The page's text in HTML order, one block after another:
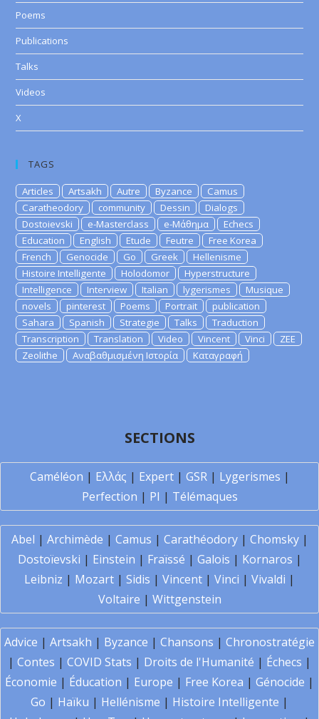
Poems
Publications
Talks
Videos
X
TAGS
Articles Artsakh Autre Byzance
Camus
Caratheodory
community Dessin
Dialogs
Dostoievski
e-Masterclass e-Μάθημα
Echecs
Education
English Etude Feutre
Free Korea
French
Genocide Go Greek
Hellenisme
Histoire Intelligente
Holodomor
Hyperstructure
Intelligence
Interview Italian lygerismes
Musique
novels
pinterest Poems Portrait
publication
Sahara
Spanish Strategie Talks
Traduction
Transcription
Translation Video Vincent Vinci
ZEE
Zeolithe
Αναβαθμισμένη Ιστορία Καταγραφή
SECTIONS
Caméléon | Ελλάς | Expert| GSR| Lygerismes |
Perfection | PI | Télémaques
Abel | Archimède | Camus | Carathéodory| Chomsky|
Dostoïevski | Einstein | Fraïssé | Galois | Kornaros |
Leibniz | Mozart | Sidis | Vincent | Vinci | Vivaldi |
Voltaire | Wittgenstein
Advice | Artsakh | Byzance | Chansons | Chronostratégie
| Contes | COVID Stats | Droits de l'Humanité | Échecs |
Économie | Éducation | Europe | Free Korea | Génocide |
Go | Haïku | Hellénisme | Histoire Intelligente |